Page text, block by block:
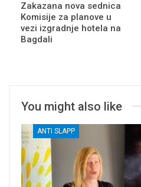
Zakazana nova sednica
Komisije za planove u
vezi izgradnje hotela na
Bagdali
You might also like
ANTI SLAPP